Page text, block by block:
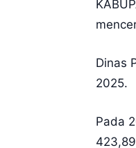
Dinas
2025.
Pada